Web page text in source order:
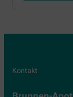
Kontakt